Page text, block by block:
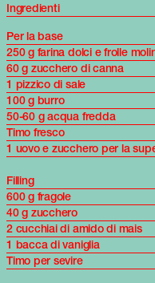
Ingredienti
Per la base
250 g farina dolci e frolle
60 g zucchero di canna
1 pizzico di sale
100 g burro
50-60 g acqua fredda
Timo fresco
1 uovo e zucchero per la
Filling
600 g fragole
40 g zucchero
2 cucchiai di amido di mais
1 bacca di vaniglia
Timo per sevire